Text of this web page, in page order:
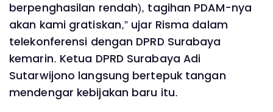
berpenghasilan rendah), tagihan PDAM-nya
akan kami gratiskan,” ujar Risma dalam
telekonferensi dengan DPRD Surabaya
kemarin. Ketua DPRD Surabaya Adi
Sutarwijono langsung bertepuk tangan
mendengar kebijakan baru itu.